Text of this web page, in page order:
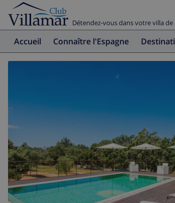
Détendez-vous dans votre villa
Accueil Connaître l'Espagne